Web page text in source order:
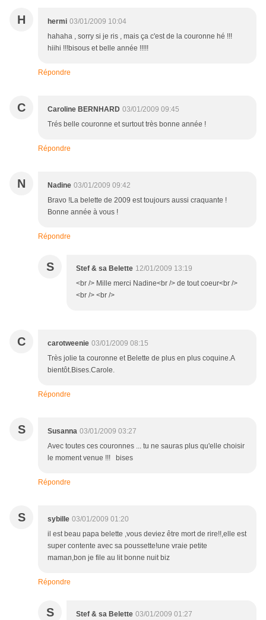
H hermi 03/01/2009 10:04
hahaha , sorry si je ris , mais ça c'est de la couronne hé !!!
hiihi !!!bisous et belle année !!!!!
Répondre
C Caroline BERNHARD 03/01/2009 09:45
Trés belle couronne et surtout très bonne année !
Répondre
N Nadine 03/01/2009 09:42
Bravo !La belette de 2009 est toujours aussi craquante !
Bonne année à vous !
Répondre
S Stef & sa Belette 12/01/2009 13:19
<br /> Mille merci Nadine<br /> de tout coeur<br />
<br /> <br />
C carotweenie 03/01/2009 08:15
Très jolie ta couronne et Belette de plus en plus coquine.A
bientôt.Bises.Carole.
Répondre
S Susanna 03/01/2009 03:27
Avec toutes ces couronnes ... tu ne sauras plus qu'elle choisir
le moment venue !!! bises
Répondre
S sybille 03/01/2009 01:20
il est beau papa belette ,vous deviez être mort de rire!!,elle est
super contente avec sa poussette!une vraie petite
maman,bon je file au lit bonne nuit biz
Répondre
S Stef & sa Belette 03/01/2009 01:27